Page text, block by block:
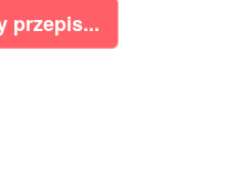
przepis...